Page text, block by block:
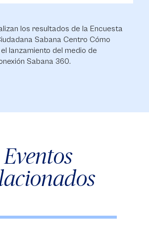
los resultados de la Encuesta
Sabana Centro Cómo
lanzamiento del medio de
Sabana 360.
Eventos